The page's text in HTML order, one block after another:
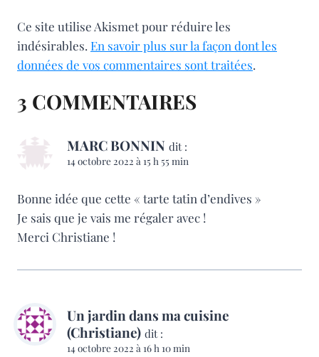
Ce site utilise Akismet pour réduire les
indésirables. En savoir plus sur la façon dont les
données de vos commentaires sont traitées.
3 COMMENTAIRES
MARC BONNIN dit :
14 octobre 2022 à 15 h 55 min
Bonne idée que cette « tarte tatin d’endives »
Je sais que je vais me régaler avec !
Merci Christiane !
Un jardin dans ma cuisine
(Christiane) dit :
14 octobre 2022 à 16 h 10 min